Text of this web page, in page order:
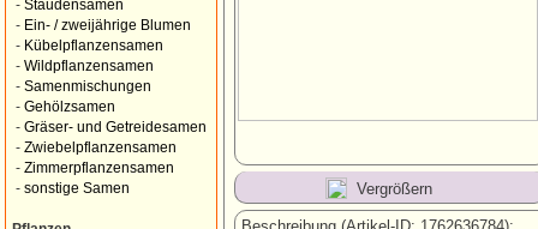
- Staudensamen
- Ein- / zweijährige Blumen
- Kübelpflanzensamen
- Wildpflanzensamen
- Samenmischungen
- Gehölzsamen
- Gräser- und Getreidesamen
- Zwiebelpflanzensamen
- Zimmerpflanzensamen
- sonstige Samen Vergrößern